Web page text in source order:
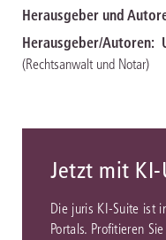
Herausgeber und
Herausgeber/Autoren:
(Rechtsanwalt und Notar)
Jetzt mit
Die juris KI-Suite ist
Portals. Profitieren